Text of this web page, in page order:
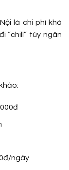
là chi phí khá
“chill” tùy ngân
ngày